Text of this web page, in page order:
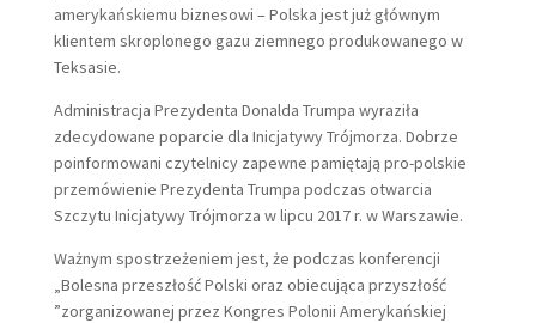
amerykańskiemu biznesowi – Polska jest już głównym
klientem skroplonego gazu ziemnego produkowanego w
Teksasie.
Administracja Prezydenta Donalda Trumpa wyraziła
zdecydowane poparcie dla Inicjatywy Trójmorza. Dobrze
poinformowani czytelnicy zapewne pamiętają pro-polskie
przemówienie Prezydenta Trumpa podczas otwarcia
Szczytu Inicjatywy Trójmorza w lipcu 2017 r. w Warszawie.
Ważnym spostrzeżeniem jest, że podczas konferencji
„Bolesna przeszłość Polski oraz obiecująca przyszłość
”zorganizowanej przez Kongres Polonii Amerykańskiej